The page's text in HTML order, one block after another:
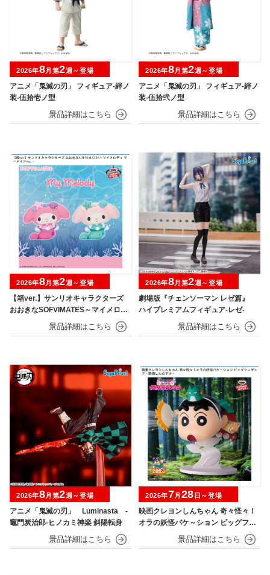
アニメ「鬼滅の刃」 フィギュア-絆ノ
装-伍拾壱ノ型
2026年8月第2週～登場
アニメ「鬼滅の刃」 フィギュア-絆ノ
装-伍拾弐ノ型
2026年8月第2週～登場
【箱ver.】サンリオキャラクターズ
おおきなSOFVIMATES～マイメロデ
ィ マーメイドver. ～
2026年8月第2週～登場
劇場版『チェンソーマン レゼ篇』
ハイプレミアムフィギュア‐レゼ‐
2026年8月第2週～登場
アニメ「鬼滅の刃」 Luminasta ‐
竈門炭治郎‐ヒノカミ神楽 斜陽転身
2026年8月第2週～登場
映画クレヨンしんちゃん 奇々怪々！
オラの妖怪バケ～ション ビッグフィ
ギュア～野原しんのすけ～
2026年7月 28 日～登場